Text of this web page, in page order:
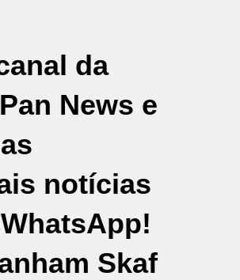
da
News e
notícias
Skaf